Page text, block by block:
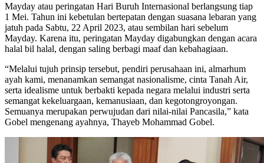
Mayday atau peringatan Hari Buruh Internasional berlangsung tiap
1 Mei. Tahun ini kebetulan bertepatan dengan suasana lebaran yang
jatuh pada Sabtu, 22 April 2023, atau sembilan hari sebelum
Mayday. Karena itu, peringatan Mayday digabungkan dengan acara
halal bil halal, dengan saling berbagi maaf dan kebahagiaan.
“Melalui tujuh prinsip tersebut, pendiri perusahaan ini, almarhum
ayah kami, menanamkan semangat nasionalisme, cinta Tanah Air,
serta idealisme untuk berbakti kepada negara melalui industri serta
semangat kekeluargaan, kemanusiaan, dan kegotongroyongan.
Semuanya merupakan perwujudan dari nilai-nilai Pancasila,” kata
Gobel mengenang ayahnya, Thayeb Mohammad Gobel.